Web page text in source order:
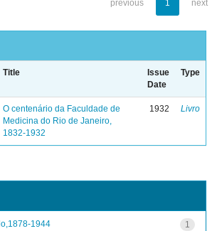
previous 1 next
Title
Issue
Date
Type
O centenário da Faculdade de
Medicina do Rio de Janeiro,
1832-1932
1932 Livro
1
1944